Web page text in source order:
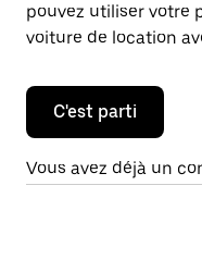
pouvez utiliser votre
voiture de location
C'est parti
Vous avez déjà un